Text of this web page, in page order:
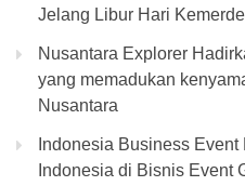
Jelang Libur Hari
Nusantara Explorer
yang memadukan
Nusantara
Indonesia Business
Indonesia di Bisnis Event